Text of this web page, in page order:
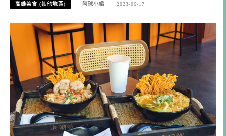
高雄美食 (其他地區) 阿球小編 2023-06-17